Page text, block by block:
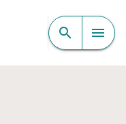
CONTENU
search menu